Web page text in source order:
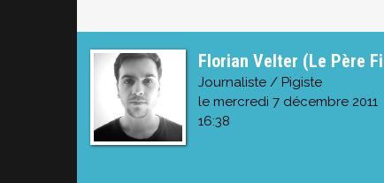
Florian Velter (Le Père
Journaliste / Pigiste
le mercredi 7 décembre 2011
16:38